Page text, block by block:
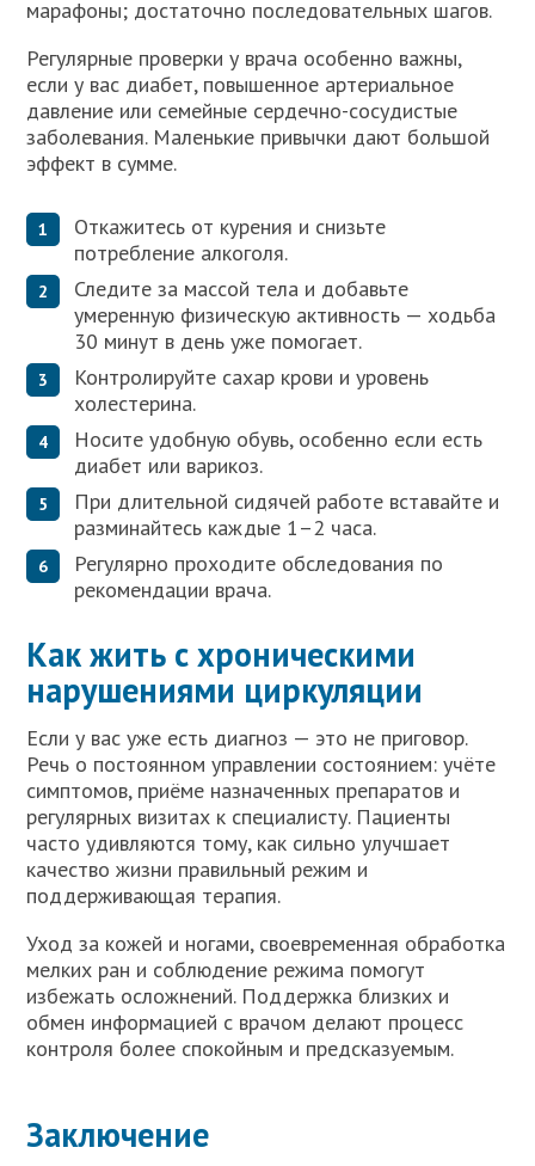
марафоны; достаточно последовательных шагов.
Регулярные проверки у врача особенно важны,
если у вас диабет, повышенное артериальное
давление или семейные сердечно-сосудистые
заболевания. Маленькие привычки дают большой
эффект в сумме.
Откажитесь от курения и снизьте
потребление алкоголя.
Следите за массой тела и добавьте
умеренную физическую активность — ходьба
30 минут в день уже помогает.
Контролируйте сахар крови и уровень
холестерина.
Носите удобную обувь, особенно если есть
диабет или варикоз.
При длительной сидячей работе вставайте и
разминайтесь каждые 1–2 часа.
Регулярно проходите обследования по
рекомендации врача.
Как жить с хроническими
нарушениями циркуляции
Если у вас уже есть диагноз — это не приговор.
Речь о постоянном управлении состоянием: учёте
симптомов, приёме назначенных препаратов и
регулярных визитах к специалисту. Пациенты
часто удивляются тому, как сильно улучшает
качество жизни правильный режим и
поддерживающая терапия.
Уход за кожей и ногами, своевременная обработка
мелких ран и соблюдение режима помогут
избежать осложнений. Поддержка близких и
обмен информацией с врачом делают процесс
контроля более спокойным и предсказуемым.
Заключение